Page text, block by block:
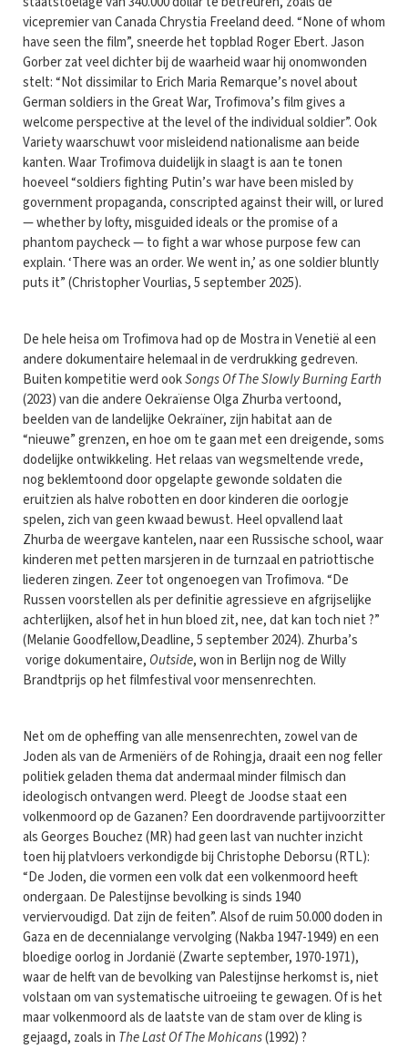
vicepremier van Canada Chrystia Freeland deed. “None of whom
have seen the film”, sneerde het topblad Roger Ebert. Jason
Gorber zat veel dichter bij de waarheid waar hij onomwonden
stelt: “Not dissimilar to Erich Maria Remarque’s novel about
German soldiers in the Great War, Trofimova’s film gives a
welcome perspective at the level of the individual soldier”. Ook
Variety waarschuwt voor misleidend nationalisme aan beide
kanten. Waar Trofimova duidelijk in slaagt is aan te tonen
hoeveel “soldiers fighting Putin’s war have been misled by
government propaganda, conscripted against their will, or lured
— whether by lofty, misguided ideals or the promise of a
phantom paycheck — to fight a war whose purpose few can
explain. ‘There was an order. We went in,’ as one soldier bluntly
puts it” (Christopher Vourlias, 5 september 2025).
De hele heisa om Trofimova had op de Mostra in Venetië al een
andere dokumentaire helemaal in de verdrukking gedreven.
Buiten kompetitie werd ookSongs Of The Slowly Burning Earth
(2023) van die andere Oekraïense Olga Zhurba vertoond,
beelden van de landelijke Oekraïner, zijn habitat aan de
“nieuwe” grenzen, en hoe om te gaan met een dreigende, soms
dodelijke ontwikkeling. Het relaas van wegsmeltende vrede,
nog beklemtoond door opgelapte gewonde soldaten die
eruitzien als halve robotten en door kinderen die oorlogje
spelen, zich van geen kwaad bewust. Heel opvallend laat
Zhurba de weergave kantelen, naar een Russische school, waar
kinderen met petten marsjeren in de turnzaal en patriottische
liederen zingen. Zeer tot ongenoegen van Trofimova. “De
Russen voorstellen als per definitie agressieve en afgrijselijke
achterlijken, alsof het in hun bloed zit, nee, dat kan toch niet ?”
(Melanie Goodfellow,Deadline, 5 september 2024). Zhurba’s
vorige dokumentaire, Outside, won in Berlijn nog de Willy
Brandtprijs op het filmfestival voor mensenrechten.
Net om de opheffing van alle mensenrechten, zowel van de
Joden als van de Armeniërs of de Rohingja, draait een nog feller
politiek geladen thema dat andermaal minder filmisch dan
ideologisch ontvangen werd. Pleegt de Joodse staat een
volkenmoord op de Gazanen? Een doordravende partijvoorzitter
als Georges Bouchez (MR) had geen last van nuchter inzicht
toen hij platvloers verkondigde bij Christophe Deborsu (RTL):
“De Joden, die vormen een volk dat een volkenmoord heeft
ondergaan. De Palestijnse bevolking is sinds 1940
verviervoudigd. Dat zijn de feiten”. Alsof de ruim 50.000 doden in
Gaza en de decennialange vervolging (Nakba 1947-1949) en een
bloedige oorlog in Jordanië (Zwarte september, 1970-1971),
waar de helft van de bevolking van Palestijnse herkomst is, niet
volstaan om van systematische uitroeiing te gewagen. Of is het
maar volkenmoord als de laatste van de stam over de kling is
gejaagd, zoals in The Last Of The Mohicans(1992) ?